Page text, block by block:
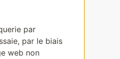
par
par le biais
web non